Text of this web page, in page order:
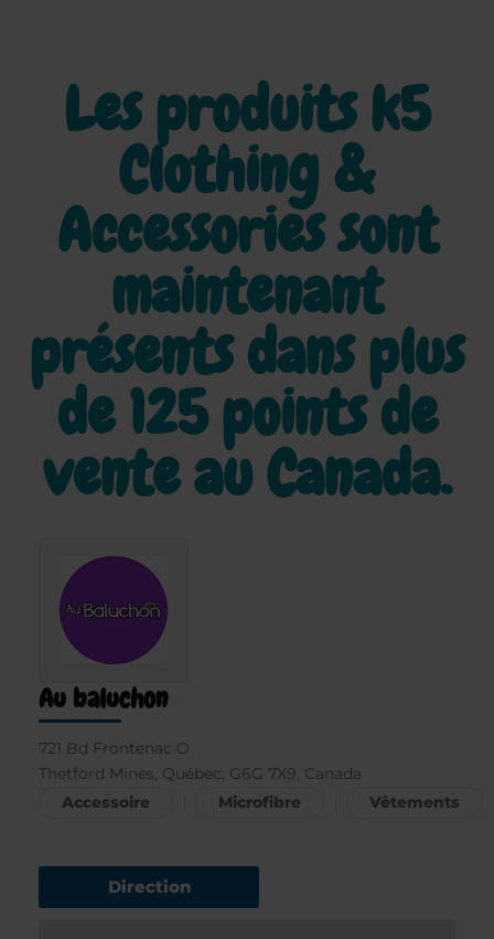
Les produits k5
Clothing &
Accessories sont
maintenant
présents dans plus
de125 points de
vente au Canada.
Au baluchon
721 Bd Frontenac O
Thetford Mines, Québec, G6G 7X9, Canada
Accessoire
Microfibre Vêtements
Direction